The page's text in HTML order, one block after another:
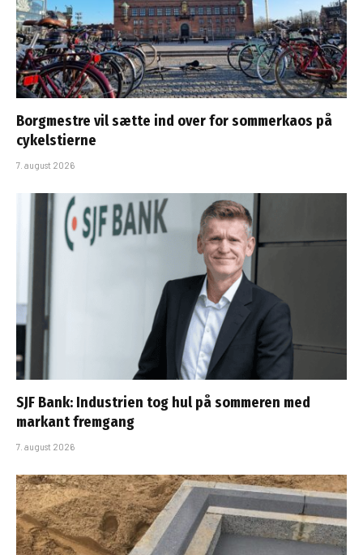
Borgmestre vil sætte ind over for sommerkaos på
cykelstierne
7. august 2026
SJF Bank: Industrien tog hul på sommeren med
markant fremgang
7. august 2026